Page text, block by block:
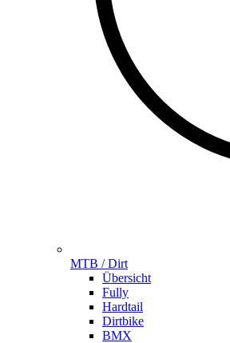
MTB / Dirt
Übersicht
Fully
Hardtail
Dirtbike
BMX